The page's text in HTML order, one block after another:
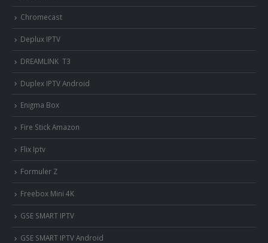
Chromecast
Deplux IPTV
DREAMLINK T3
Duplex IPTV Android
Enigma Box
Fire Stick Amazon
Flix Iptv
Formuler Z
Freebox Mini 4K
‎GSE SMART IPTV
GSE SMART IPTV Android